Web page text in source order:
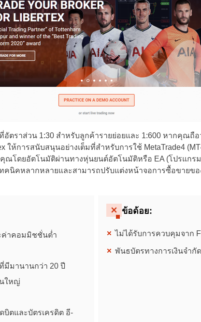
Slovakia
Turkey
ที่อัตราส่วน 1:30 สำหรับลูกค้ารายย่อยและ 1:600 หากคุณถื
ให้การสนับสนุนอย่างเต็มที่สำหรับการใช้ MetaTrade4
ณโดยอัตโนมัติผ่านทางหุ่นยนต์อัตโนมัติหรือ EA (โปรแกร
คนิคหลากหลายและสามารถปรับแต่งหน้าจอการซื้อขายข
ค่าคอมมิชชั่นต่ำ
มีมานานกว่า 20 ปี
ใหญ่
บิตและบัตรเครดิต อี-
ข้อด้อย:
ไม่ได้รับการควบคุมจาก
พันธบัตรทางการเงินจำกั